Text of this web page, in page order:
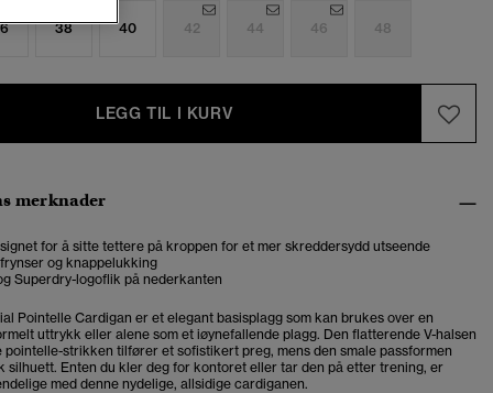
38 40 42 44 46 48
LEGG TIL I KURV
merknader
for å sitte tettere på kroppen for et mer skreddersydd utseende
og knappelukking
Superdry-logoflik på nederkanten
Pointelle Cardigan er et elegant basisplagg som kan brukes over en
uttrykk eller alene som et iøynefallende plagg. Den flatterende V-halsen
pointelle-strikken tilfører et sofistikert preg, mens den smale passformen
silhuett. Enten du kler deg for kontoret eller tar den på etter trening, er
med denne nydelige, allsidige cardiganen.